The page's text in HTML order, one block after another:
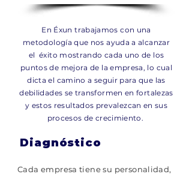
En Éxun trabajamos con una
metodología que nos ayuda a alcanzar
el éxito mostrando cada uno de los
puntos de mejora de la empresa, lo cual
dicta el camino a seguir para que las
debilidades se transformen en fortalezas
y estos resultados prevalezcan en sus
procesos de crecimiento.
Diagnóstico
Cada empresa tiene su personalidad,